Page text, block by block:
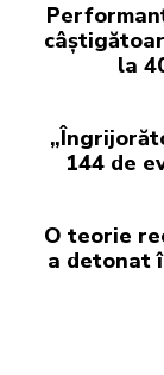
la
144 de
O teorie
a detonat